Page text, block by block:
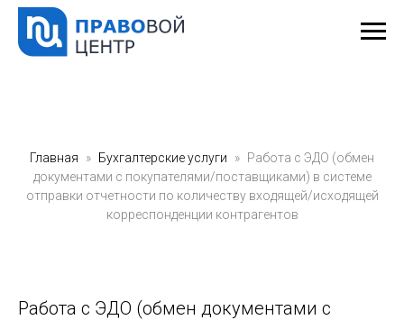
Главная Бухгалтерские услуги
Работа с ЭДО (обмен
документами с покупателями/поставщиками) в системе
отправки отчетности по количеству входящей/исходящей
корреспонденции контрагентов
Работа с ЭДО (обмен документами с